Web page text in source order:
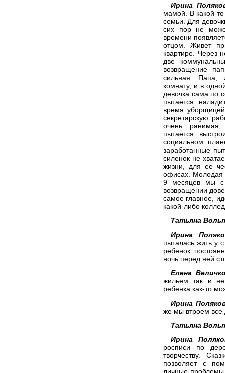
Ирина
мамой. В какой-
семьи. Для
сих пор не
времени
отцом. Живет
квартире. Через
две
возвращение
сильная. Папа,
комнату, и в
девочка сама по
пытается
время
секретарскую
очень ранимая,
пытается
социальном
заработанные
силенок не
жизни, для ее
офисах. Молодая
9 месяцев мы с
возвращении
самое главное,
какой-либо
Татьяна
Ирина
пыталась жить у
ребенок
ночь перед ней
Елена
жильем так и
ребенка как-то
Ирина
же мы втроем все
Татьяна
Ирина
росписи по
творчеству.
позволяет с
личные